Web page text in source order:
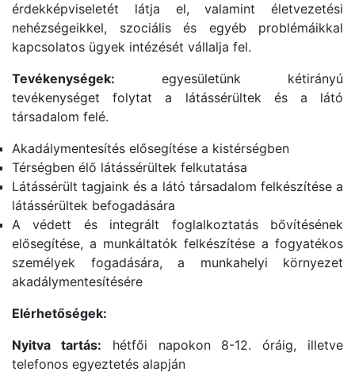
érdekképviseletét látja el, valamint életvezetési
nehézségeikkel, szociális és egyéb problémáikkal
kapcsolatos ügyek intézését vállalja fel.
Tevékenységek: egyesületünk kétirányú
tevékenységet folytat a látássérültek és a látó
társadalom felé.
Akadálymentesítés elősegítése a kistérségben
Térségben élő látássérültek felkutatása
Látássérült tagjaink és a látó társadalom felkészítése a
látássérültek befogadására
A védett és integrált foglalkoztatás bővítésének
elősegítése, a munkáltatók felkészítése a fogyatékos
személyek fogadására, a munkahelyi környezet
akadálymentesítésére
Elérhetőségek:
Nyitva tartás: hétfői napokon 8-12. óráig, illetve
telefonos egyeztetés alapján